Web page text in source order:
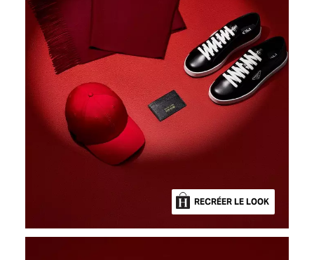
RECRÉER LE LOOK